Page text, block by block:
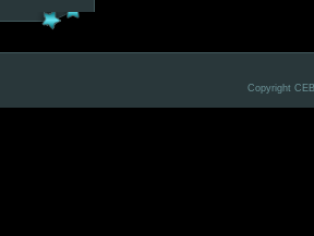
Copyright